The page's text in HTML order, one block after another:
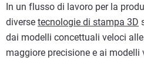
In un flusso di lavoro per la
diverse tecnologie di stampa 3D
dai modelli concettuali veloci
maggiore precisione e ai modelli